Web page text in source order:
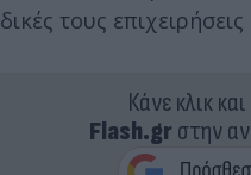
δικές τους
Κάνε κλικ
Flash.grστην